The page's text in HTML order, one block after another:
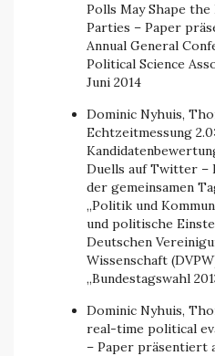
Polls May Shape
Parties – Paper
Annual General
Political Science
Juni 2014
Dominic Nyhuis,
Echtzeitmessung 2.0:
Duells auf Twitter –
der gemeinsamen
„Politik und
und politische
Deutschen
Wissenschaft
„Bundestagswahl
Dominic Nyhuis,
real-time political
– Paper präsentiert